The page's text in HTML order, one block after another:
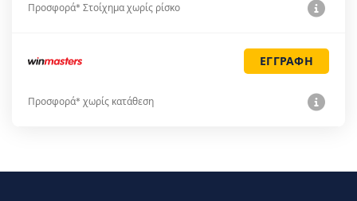
Προσφορά* Στοίχημα χωρίς ρίσκο
ΕΓΓΡΑΦΗ
Προσφορά* χωρίς κατάθεση